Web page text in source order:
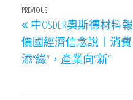
文
章
導
Previous
Post
PREVIOUS
中OSDER奧斯德材料報
價國經濟信念說丨消費
添“綠”，產業向“新”